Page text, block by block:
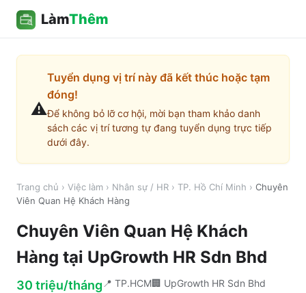
LàmThêm
⚠️
Tuyển dụng vị trí này đã kết thúc hoặc tạm
đóng!
Để không bỏ lỡ cơ hội, mời bạn tham khảo danh
sách các vị trí tương tự đang tuyển dụng trực tiếp
dưới đây.
Trang chủ › Việc làm › Nhân sự / HR › TP. Hồ Chí Minh › Chuyên
Viên Quan Hệ Khách Hàng
Chuyên Viên Quan Hệ Khách
Hàng tại UpGrowth HR Sdn Bhd
30 triệu/tháng 📍 TP.HCM🏢 UpGrowth HR Sdn Bhd